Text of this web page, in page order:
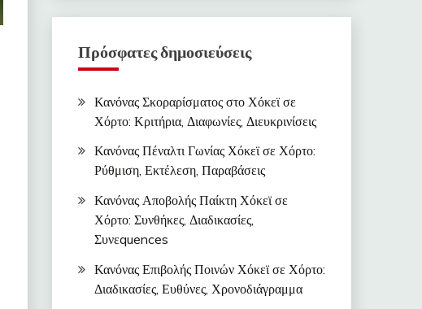
Πρόσφατες δημοσιεύσεις
Κανόνας Σκοραρίσματος στο Χόκεϊ σε
Χόρτο: Κριτήρια, Διαφωνίες, Διευκρινίσεις
Κανόνας Πέναλτι Γωνίας Χόκεϊ σε Χόρτο:
Ρύθμιση, Εκτέλεση, Παραβάσεις
Κανόνας Αποβολής Παίκτη Χόκεϊ σε
Χόρτο: Συνθήκες, Διαδικασίες,
Συνεquences
Κανόνας Επιβολής Ποινών Χόκεϊ σε Χόρτο:
Διαδικασίες, Ευθύνες, Χρονοδιάγραμμα